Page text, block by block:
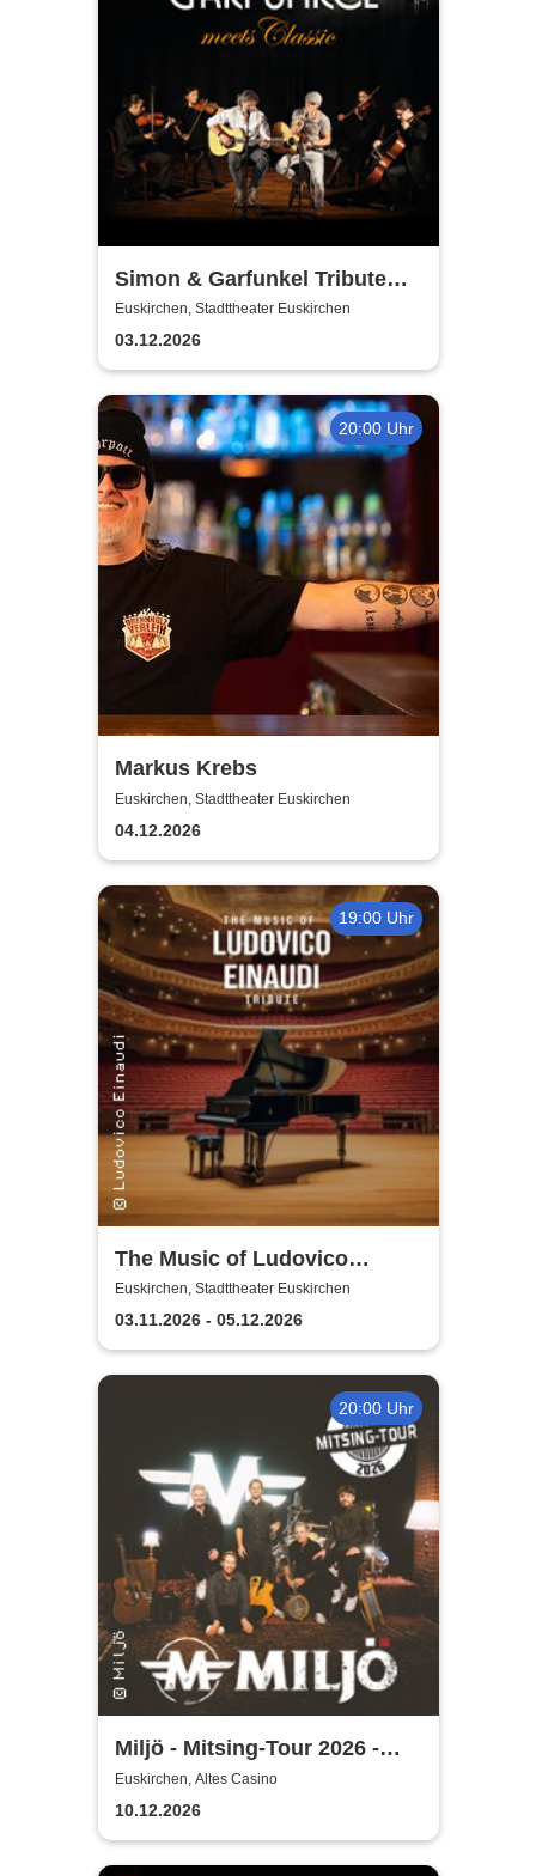
Simon & Garfunkel Tribute
meets Classic - Duo
Graceland
Euskirchen, Stadttheater Euskirchen
03.12.2026
20:00 Uhr
Markus Krebs
Euskirchen, Stadttheater Euskirchen
04.12.2026
19:00 Uhr
The Music of Ludovico
Einaudi: Tribute-
Klavierkonzert - Ludovico
Einaudi Tribute bei
Kerzenschein
Euskirchen, Stadttheater Euskirchen
03.11.2026 - 05.12.2026
20:00 Uhr
Miljö - Mitsing-Tour 2026 -
Unplugged
Euskirchen, Altes Casino
10.12.2026